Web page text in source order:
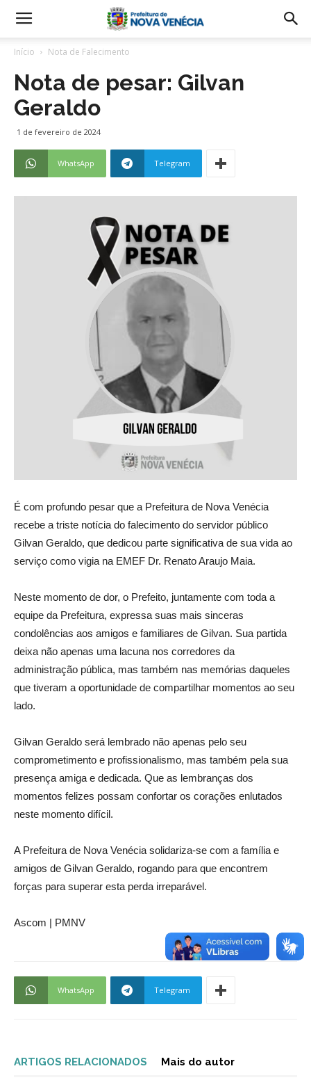
Início Nota de Falecimento
Nota de pesar: Gilvan
Geraldo
1 de fevereiro de 2024
WhatsApp Telegram
É com profundo pesar que a Prefeitura de Nova Venécia
recebe a triste notícia do falecimento do servidor público
Gilvan Geraldo, que dedicou parte significativa de sua vida ao
serviço como vigia na EMEF Dr. Renato Araujo Maia.
Neste momento de dor, o Prefeito, juntamente com toda a
equipe da Prefeitura, expressa suas mais sinceras
condolências aos amigos e familiares de Gilvan. Sua partida
deixa não apenas uma lacuna nos corredores da
administração pública, mas também nas memórias daqueles
que tiveram a oportunidade de compartilhar momentos ao seu
lado.
Gilvan Geraldo será lembrado não apenas pelo seu
comprometimento e profissionalismo, mas também pela sua
presença amiga e dedicada. Que as lembranças dos
momentos felizes possam confortar os corações enlutados
neste momento difícil.
A Prefeitura de Nova Venécia solidariza-se com a família e
amigos de Gilvan Geraldo, rogando para que encontrem
forças para superar esta perda irreparável.
Ascom | PMNV
WhatsApp Telegram
ARTIGOS RELACIONADOS Mais do autor